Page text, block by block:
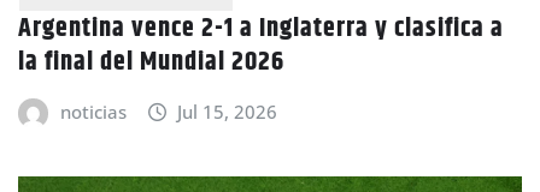
Argentina vence 2-1 a Inglaterra y clasifica a
la final del Mundial 2026
noticias Jul 15, 2026